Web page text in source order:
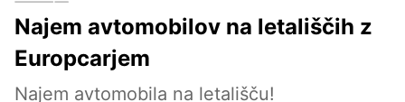
Najem avtomobilov na letališčih z
Europcarjem
Najem avtomobila na letališču!